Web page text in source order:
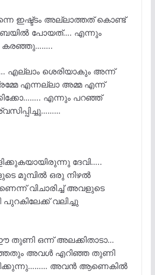
ഇഷ്ട്ടം അല്ലാത്തത് കൊണ്ട്
പോയത്…. എന്നും
കരഞ്ഞു……..
ശെരിയാകും അന്ന്
എന്നല്ലാ അമ്മ എന്ന്
എന്നും പറഞ്ഞ്
ദേവി…..
മുമ്പിൽ ഒരു നിഴൽ
വിചാരിച്ച് അവളുടെ
വലിച്ചു
തുണി ഒന്ന് അലക്കിതാടാ…
അവൾ എറിഞ്ഞ തുണി
അവൻ ആണെകിൽ